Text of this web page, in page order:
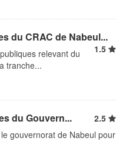
du CRAC de Nabeul...
1.5
relevant du
tranche...
du Gouvern...
2.5
gouvernorat de Nabeul pour